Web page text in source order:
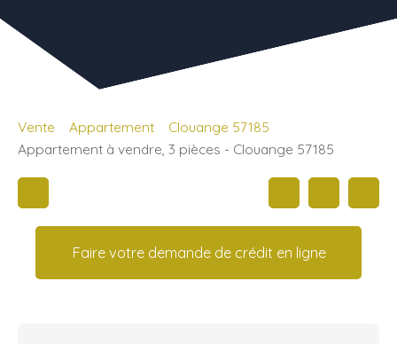
Vente Appartement
Clouange 57185
Appartement à vendre, 3 pièces - Clouange 57185
Faire votre demande de crédit en ligne